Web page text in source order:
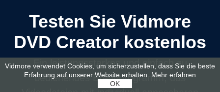
Testen Sie Vidmore
DVD Creator kostenlos
Ein leistungsstarkes und einfach zu
bedienendes Brennprogramm, das
Vidmore verwendet Cookies, um sicherzustellen, dass Sie die beste
Erfahrung auf unserer Website erhalten. Mehr erfahren
OK